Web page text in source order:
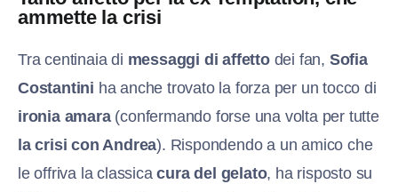
ammette la crisi
Tra centinaia di messaggi di affettodei fan, Sofia
Costantini ha anche trovato la forza per un tocco di
ironia amara(confermando forse una volta per tutte
la crisi con Andrea). Rispondendo a un amico che
le offriva la classicacura del gelato, ha risposto su